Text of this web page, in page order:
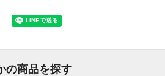
の商品を探す